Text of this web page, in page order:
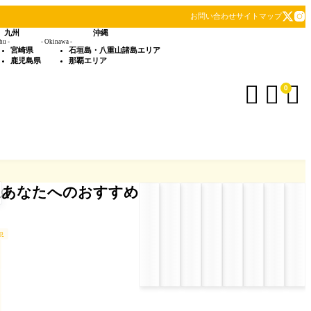
お問い合わせサイトマップ
九州
-
宮崎県
鹿児島県
沖縄
- Okinawa -
石垣島・八重山諸島エリア
那覇エリア
  0
あなたへのおすすめ